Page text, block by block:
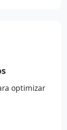
optimizar